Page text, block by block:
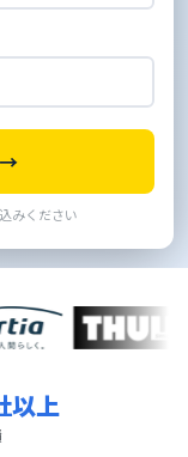
→
みください
以上